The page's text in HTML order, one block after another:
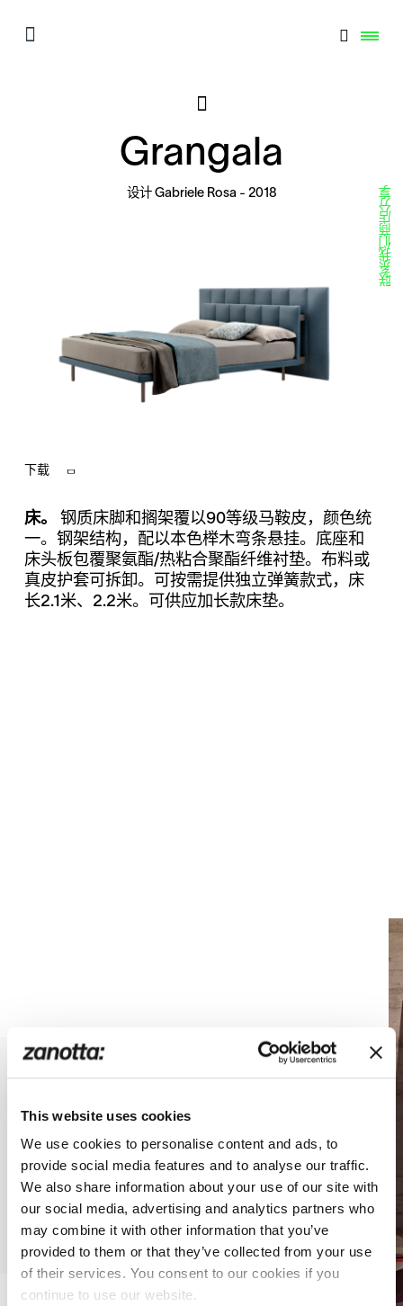
This website uses cookies
We use cookies to personalise content and ads, to
provide social media features and to analyse our traffic.
We also share information about your use of our site with
our social media, advertising and analytics partners who
may combine it with other information that you’ve
provided to them or that they’ve collected from your use
of their services. You consent to our cookies if you
continue to use our website.
Grangala
设计 Gabriele Rosa- 2018
下载
分享
商店
联系我们
床。
钢质床脚和搁架覆以90等级马鞍皮，颜色统
一。钢架结构，配以本色榉木弯条悬挂。底座和
床头板包覆聚氨酯/热粘合聚酯纤维衬垫。布料或
真皮护套可拆卸。可按需提供独立弹簧款式，床
长2.1米、2.2米。可供应加长款床垫。